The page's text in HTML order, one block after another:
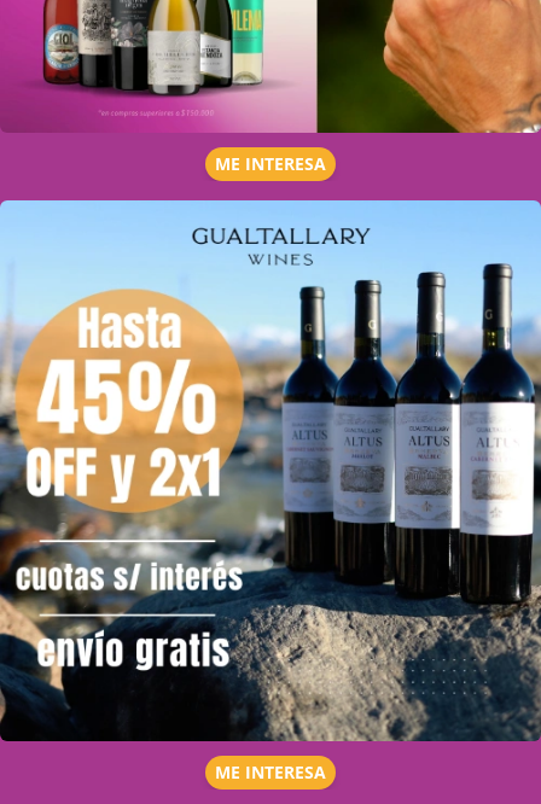
ME INTERESA
ME INTERESA